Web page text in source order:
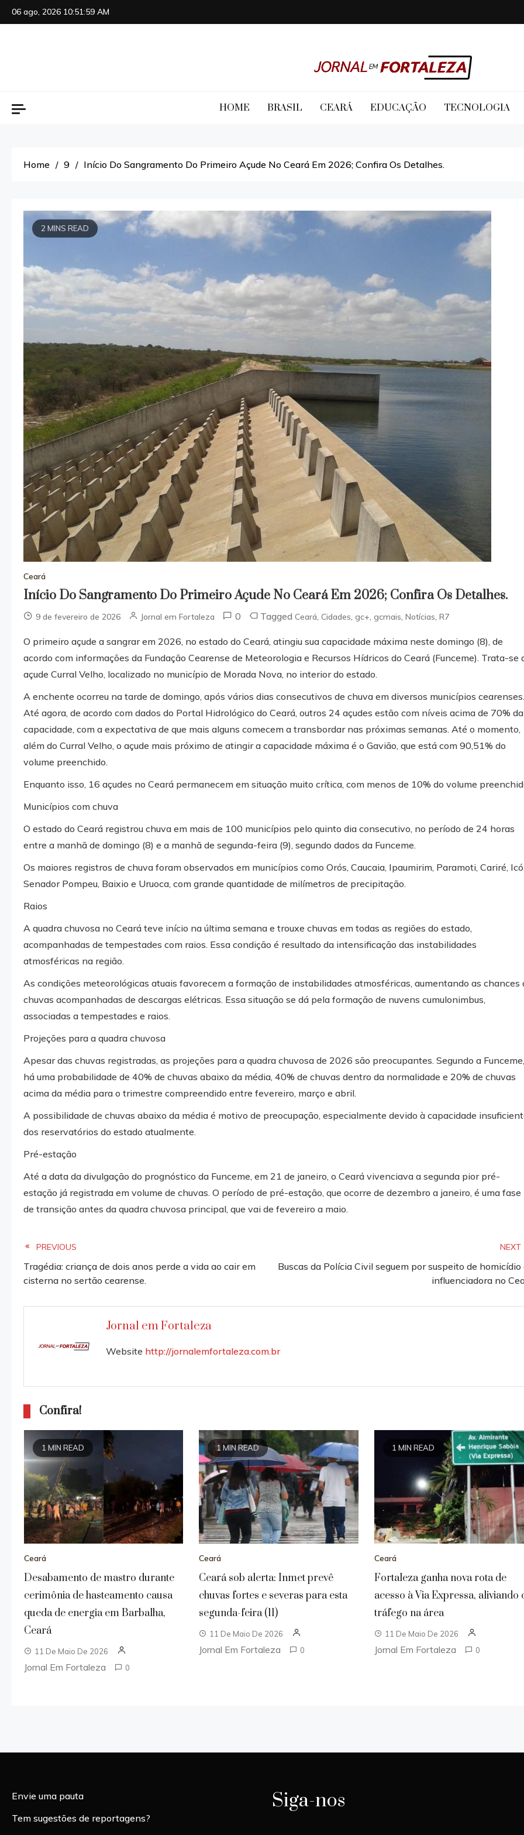
Skip
to
06 ago, 2026 10:52:00 AM
Jornal em Fortaleza
HOME BRASIL CEARÁ EDUCAÇÃO TECNOLOGIA
Home 9 Início Do Sangramento Do Primeiro Açude No Ceará Em 2026; Confira Os Detalhes.
2 MINS READ
Ceará
Início Do Sangramento Do Primeiro Açude No Ceará Em 2026; Confira Os Detalhes.
9 de fevereiro de 2026 Jornal em Fortaleza 0 Tagged Ceará Cidades gc+ gcmais Notícias R7
O primeiro açude a sangrar em 2026, no estado do Ceará, atingiu sua capacidade máxima neste domingo (8), de
acordo com informações da Fundação Cearense de Meteorologia e Recursos Hídricos do Ceará (Funceme). Trata-se
açude Curral Velho, localizado no município de Morada Nova, no interior do estado.
A enchente ocorreu na tarde de domingo, após vários dias consecutivos de chuva em diversos municípios cearenses.
Até agora, de acordo com dados do Portal Hidrológico do Ceará, outros 24 açudes estão com níveis acima de 70% da
capacidade, com a expectativa de que mais alguns comecem a transbordar nas próximas semanas. Até o momento,
além do Curral Velho, o açude mais próximo de atingir a capacidade máxima é o Gavião, que está com 90,51% do
volume preenchido.
Enquanto isso, 16 açudes no Ceará permanecem em situação muito crítica, com menos de 10% do volume
Municípios com chuva
O estado do Ceará registrou chuva em mais de 100 municípios pelo quinto dia consecutivo, no período de 24 horas
entre a manhã de domingo (8) e a manhã de segunda-feira (9), segundo dados da Funceme.
Os maiores registros de chuva foram observados em municípios como Orós, Caucaia, Ipaumirim, Paramoti, Cariré,
Senador Pompeu, Baixio e Uruoca, com grande quantidade de milímetros de precipitação.
Raios
A quadra chuvosa no Ceará teve início na última semana e trouxe chuvas em todas as regiões do estado,
acompanhadas de tempestades com raios. Essa condição é resultado da intensificação das instabilidades
atmosféricas na região.
As condições meteorológicas atuais favorecem a formação de instabilidades atmosféricas, aumentando as chances
chuvas acompanhadas de descargas elétricas. Essa situação se dá pela formação de nuvens cumulonimbus,
associadas a tempestades e raios.
Projeções para a quadra chuvosa
Apesar das chuvas registradas, as projeções para a quadra chuvosa de 2026 são preocupantes. Segundo a Funceme,
há uma probabilidade de 40% de chuvas abaixo da média, 40% de chuvas dentro da normalidade e 20% de chuvas
acima da média para o trimestre compreendido entre fevereiro, março e abril.
A possibilidade de chuvas abaixo da média é motivo de preocupação, especialmente devido à capacidade
dos reservatórios do estado atualmente.
Pré-estação
Até a data da divulgação do prognóstico da Funceme, em 21 de janeiro, o Ceará vivenciava a segunda pior pré-
estação já registrada em volume de chuvas. O período de pré-estação, que ocorre de dezembro a janeiro, é uma fase
de transição antes da quadra chuvosa principal, que vai de fevereiro a maio.
Read
more
articles
PREVIOUS
Tragédia: criança de dois anos perde a vida ao cair em
cisterna no sertão cearense.
NEXT
Buscas da Polícia Civil seguem por suspeito de homicídio
influenciadora no
Jornal em Fortaleza
Website http://jornalemfortaleza.com.br
Confira!
1 MIN READ
Ceará
Desabamento de mastro durante
cerimônia de hasteamento causa
queda de energia em Barbalha,
Ceará
11 De Maio De 2026
Jornal Em Fortaleza 0
1 MIN READ
Ceará
Ceará sob alerta: Inmet prevê
chuvas fortes e severas para esta
segunda-feira (11)
11 De Maio De 2026
Jornal Em Fortaleza 0
1 MIN READ
Ceará
Fortaleza ganha nova rota de
acesso à Via Expressa, aliviando
tráfego na área
11 De Maio De 2026
Jornal Em Fortaleza 0
Envie uma pauta
Tem sugestões de reportagens?
Siga-nos